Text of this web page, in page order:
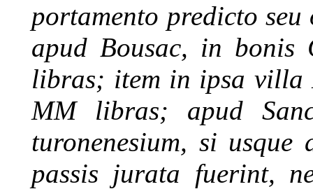
portamento predicto
apud Bousac, in
libras; item in ipsa
MM libras; apud
turonenesium, si
passis jurata fuerint,